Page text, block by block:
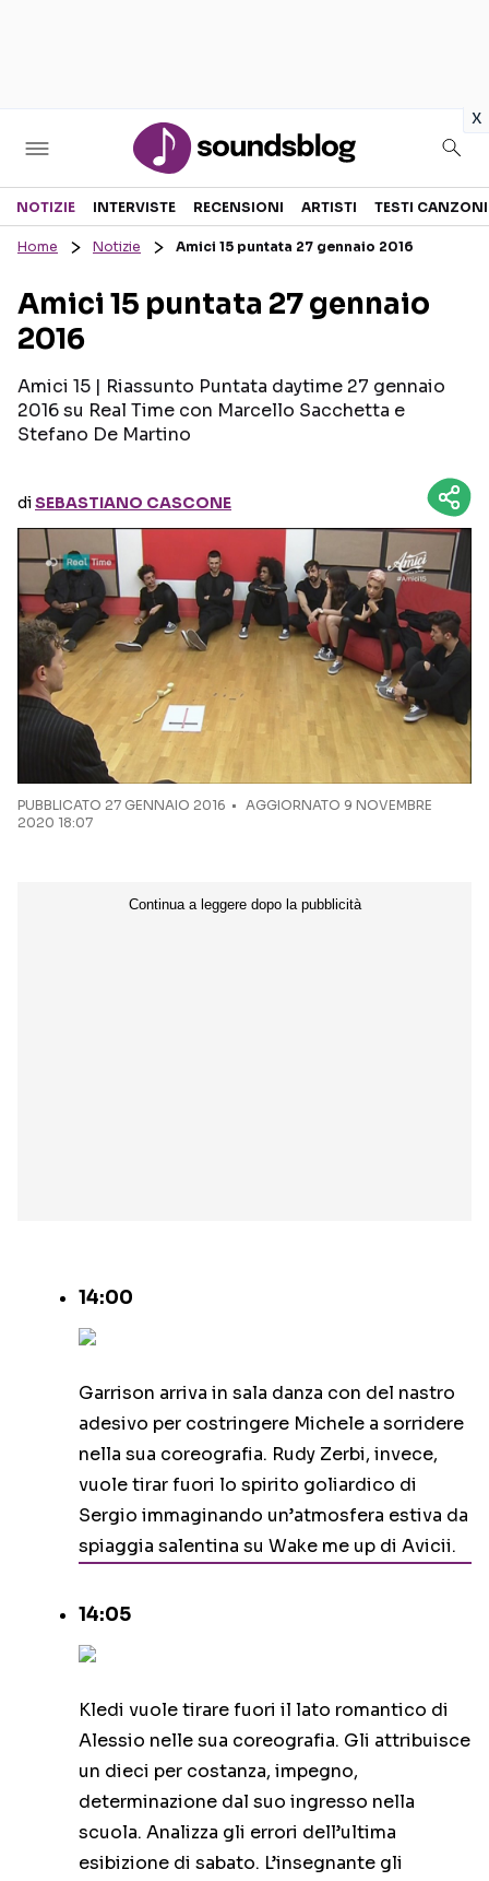
x
Sezioni
RECENSIONI MUSICALI
INTERVISTE
GOSSIP E CURIOSITÀ
TESTI CANZONI
TALENT SHOW
Seguici sui social
NOTIZIE INTERVISTE RECENSIONI ARTISTI TESTI CANZONI
Home Notizie Amici 15 puntata 27 gennaio 2016
Amici 15 puntata 27 gennaio
2016
Amici 15 | Riassunto Puntata daytime 27 gennaio
2016 su Real Time con Marcello Sacchetta e
Stefano De Martino
diSEBASTIANO CASCONE
PUBBLICATO 27 GENNAIO 2016
AGGIORNATO 9 NOVEMBRE
2020 18:07
14:00
Garrison arriva in sala danza con del nastro
adesivo per costringere Michele a sorridere
nella sua coreografia. Rudy Zerbi, invece,
vuole tirar fuori lo spirito goliardico di
Sergio immaginando un’atmosfera estiva da
spiaggia salentina su Wake me up di Avicii.
14:05
Kledi vuole tirare fuori il lato romantico di
Alessio nelle sua coreografia. Gli attribuisce
un dieci per costanza, impegno,
determinazione dal suo ingresso nella
scuola. Analizza gli errori dell’ultima
esibizione di sabato. L’insegnante gli